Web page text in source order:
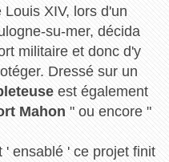
XIV, lors d'un
su-mer, décida
militaire et donc d'y
Dressé sur un
est également
Mahon " ou encore "
' ensablé ' ce projet finit